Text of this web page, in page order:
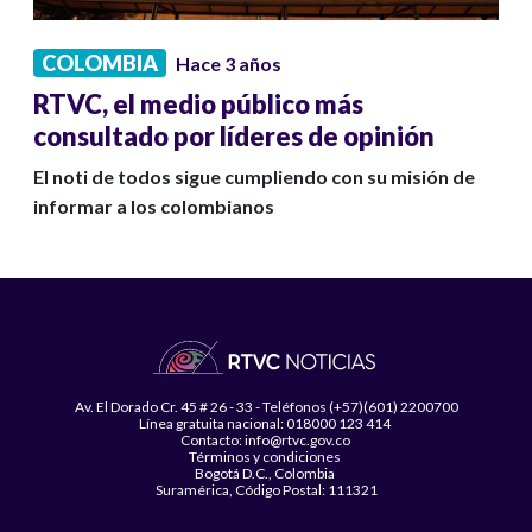
COLOMBIA Hace 3 años
RTVC, el medio público más
consultado por líderes de opinión
El noti de todos sigue cumpliendo con su misión de
informar a los colombianos
Av. El Dorado Cr. 45 # 26 - 33 - Teléfonos (+57)(601) 2200700
Línea gratuita nacional: 018000 123 414
Contacto: info@rtvc.gov.co
Términos y condiciones
Bogotá D.C., Colombia
Suramérica, Código Postal: 111321